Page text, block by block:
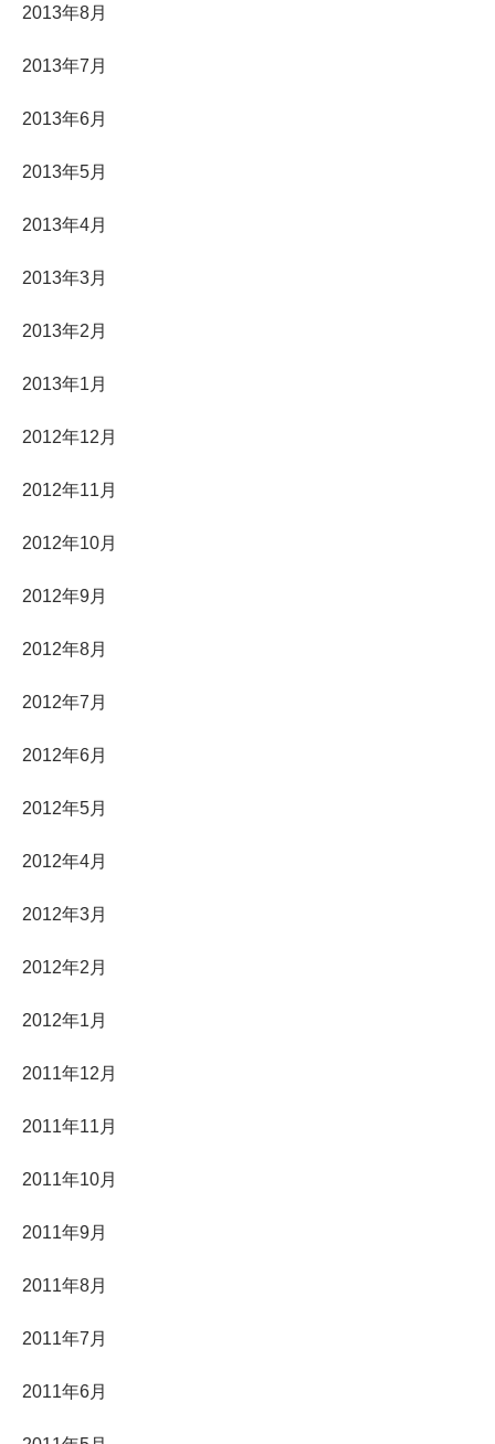
2013年8月
2013年7月
2013年6月
2013年5月
2013年4月
2013年3月
2013年2月
2013年1月
2012年12月
2012年11月
2012年10月
2012年9月
2012年8月
2012年7月
2012年6月
2012年5月
2012年4月
2012年3月
2012年2月
2012年1月
2011年12月
2011年11月
2011年10月
2011年9月
2011年8月
2011年7月
2011年6月